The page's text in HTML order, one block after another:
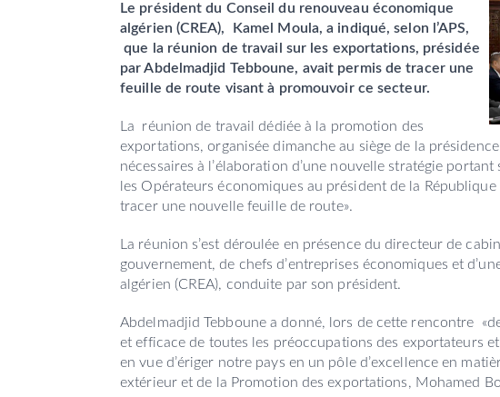
Le président du Conseil du renouveau économique
algérien (CREA), Kamel Moula, a indiqué, selon l’APS,
que la réunion de travail sur les exportations, présidée
par Abdelmadjid Tebboune, avait permis de tracer une
feuille de route visant à promouvoir ce secteur.
La réunion de travail dédiée à la promotion des
exportations, organisée dimanche au siège de la
nécessaires à l’élaboration d’une nouvelle stratégie
les Opérateurs économiques au président de la
tracer une nouvelle feuille de route».
La réunion s’est déroulée en présence du directeur de
gouvernement, de chefs d’entreprises économiques et
algérien (CREA), conduite par son président.
Abdelmadjid Tebboune a donné, lors de cette rencontre
et efficace de toutes les préoccupations des exportateurs
en vue d’ériger notre pays en un pôle d’excellence en
extérieur et de la Promotion des exportations, Mohamed